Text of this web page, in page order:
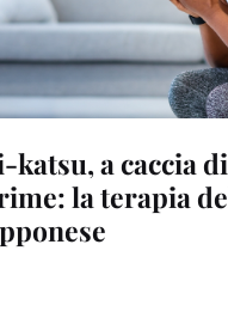
katsu, a caccia di
la terapia